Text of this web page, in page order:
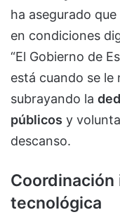
ha asegurado
en condiciones
“El Gobierno de
está cuando se le
subrayando la
públicos y
descanso.
tecnológica